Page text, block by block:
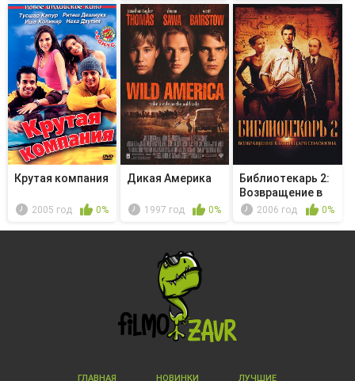
Крутая компания
2005 год 0%
Дикая Америка
1997 год 0%
Библиотекарь 2:
Возвращение в
Копи Ца...
2006 год 0%
ГЛАВНАЯ НОВИНКИ ЛУЧШИЕ